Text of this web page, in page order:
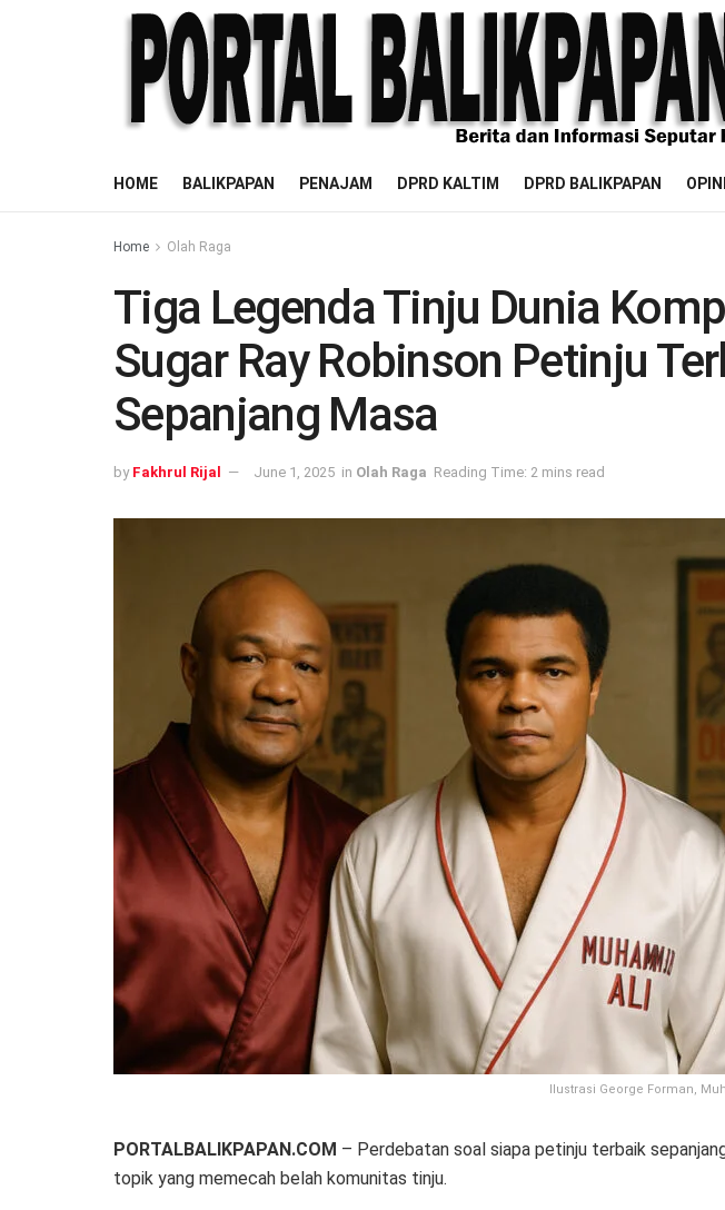
HOME BALIKPAPAN PENAJAM DPRD KALTIM DPRD BALIKPAPAN OPINI
Home Olah Raga
Tiga Legenda Tinju Dunia
Sugar Ray Robinson Petinju
Sepanjang Masa
by Fakhrul Rijal June 1, 2025 in Olah Raga Reading Time: 2 mins read
Ilustrasi George Forman,
PORTALBALIKPAPAN.COM – Perdebatan soal siapa petinju terbaik
topik yang memecah belah komunitas tinju.